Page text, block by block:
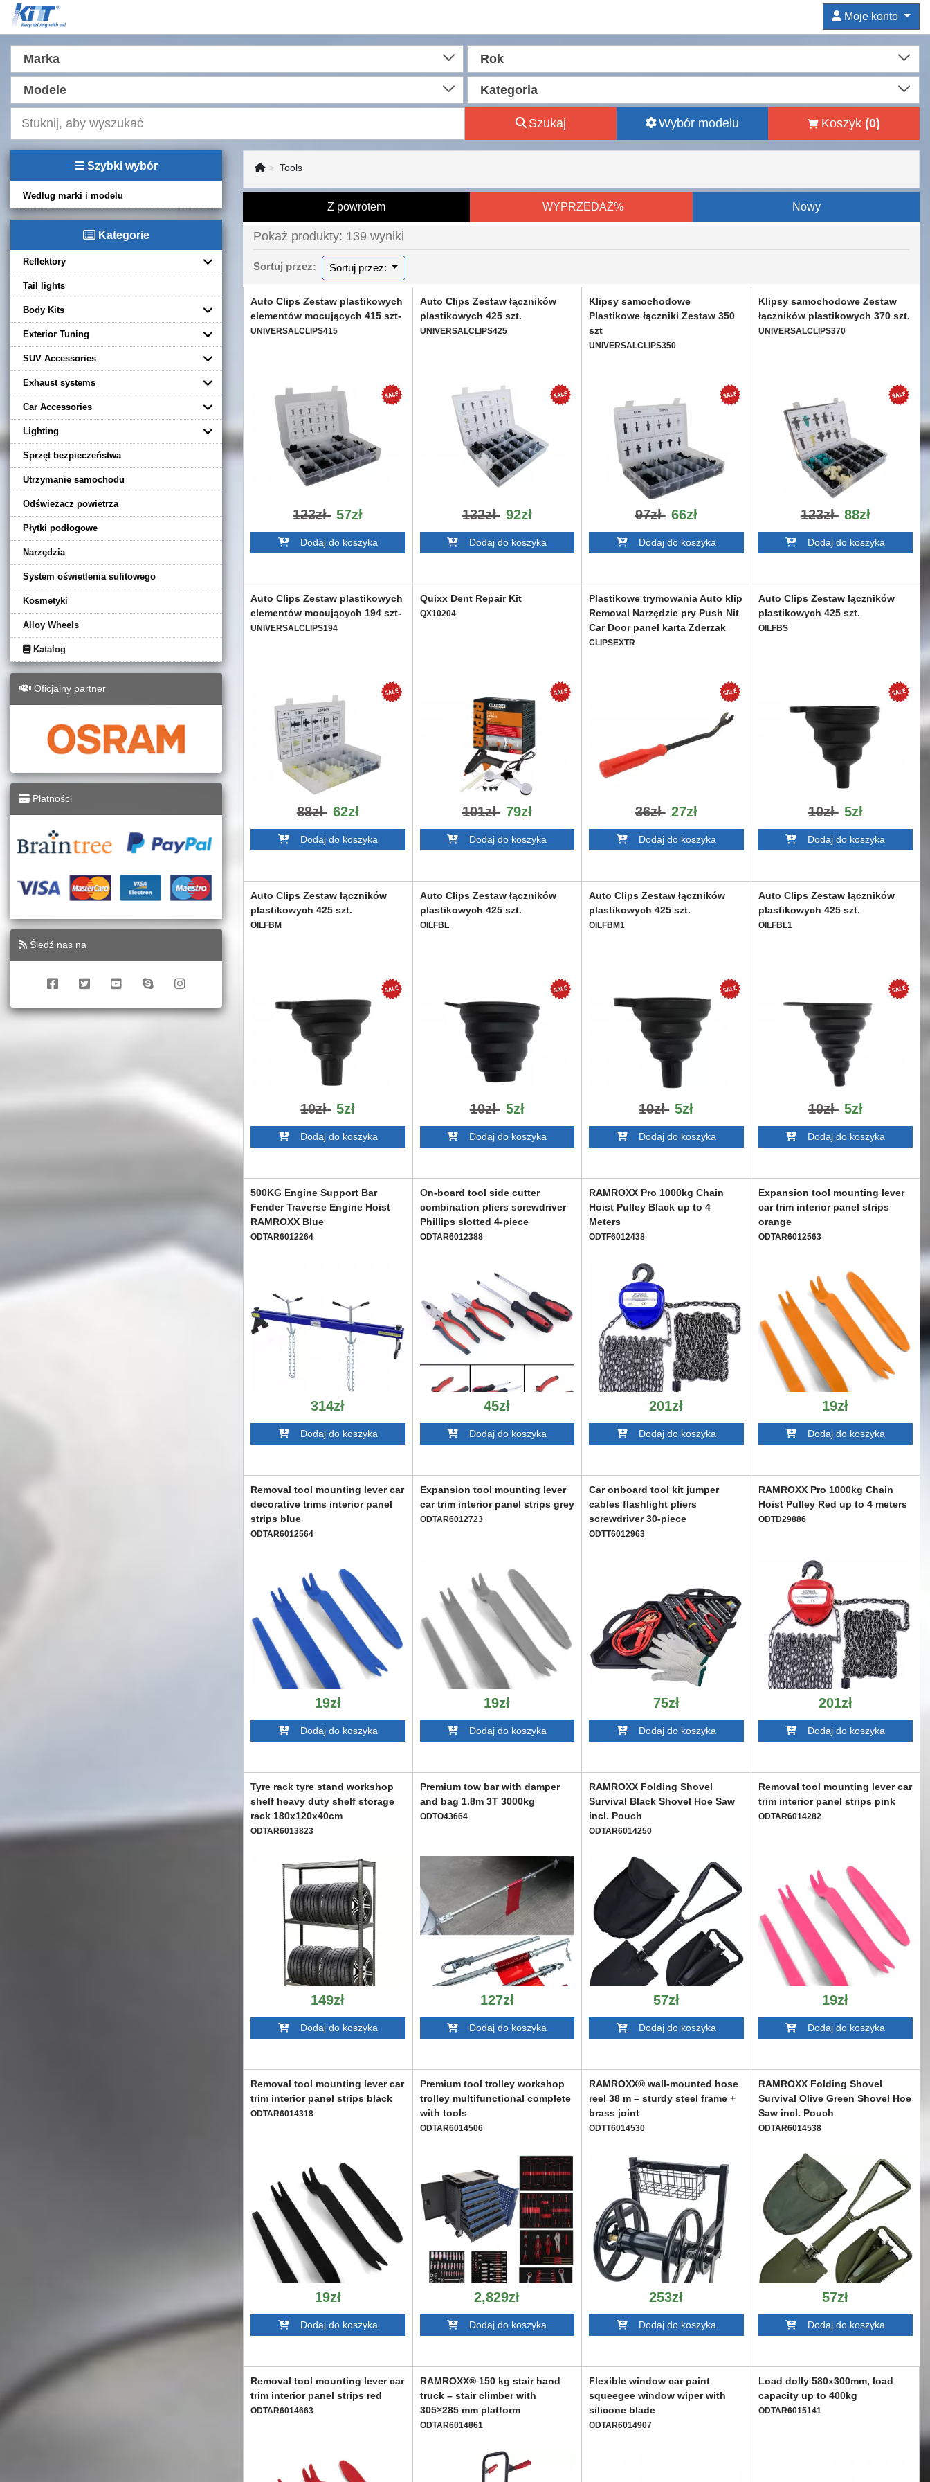
Moje konto
Marka Rok
Modele Kategoria
Szukaj Wybór modelu Koszyk (0)
Szybki wybór
Według marki i modelu
Kategorie
Reflektory
Tail lights
Body Kits
Exterior Tuning
SUV Accessories
Exhaust systems
Car Accessories
Lighting
Sprzęt bezpieczeństwa
Utrzymanie samochodu
Odświeżacz powietrza
Płytki podłogowe
Narzędzia
System oświetlenia sufitowego
Kosmetyki
Alloy Wheels
Katalog
Oficjalny partner
Płatności
Śledź nas na
Tools
Z powrotem WYPRZEDAŻ% Nowy
Pokaż produkty: 139 wyniki
Sortuj przez: Sortuj przez:
Auto Clips Zestaw plastikowych
elementów mocujących 415 szt-
UNIVERSALCLIPS415
123zł 57zł
Dodaj do koszyka
Auto Clips Zestaw łączników
plastikowych 425 szt.
UNIVERSALCLIPS425
132zł 92zł
Dodaj do koszyka
Klipsy samochodowe
Plastikowe łączniki Zestaw 350
szt
UNIVERSALCLIPS350
97zł 66zł
Dodaj do koszyka
Klipsy samochodowe Zestaw
łączników plastikowych 370 szt.
UNIVERSALCLIPS370
123zł 88zł
Dodaj do koszyka
Auto Clips Zestaw plastikowych
elementów mocujących 194 szt-
UNIVERSALCLIPS194
88zł 62zł
Dodaj do koszyka
Quixx Dent Repair Kit
QX10204
101zł 79zł
Dodaj do koszyka
Plastikowe trymowania Auto klip
Removal Narzędzie pry Push Nit
Car Door panel karta Zderzak
CLIPSEXTR
36zł 27zł
Dodaj do koszyka
Auto Clips Zestaw łączników
plastikowych 425 szt.
OILFBS
10zł 5zł
Dodaj do koszyka
Auto Clips Zestaw łączników
plastikowych 425 szt.
OILFBM
10zł 5zł
Dodaj do koszyka
Auto Clips Zestaw łączników
plastikowych 425 szt.
OILFBL
10zł 5zł
Dodaj do koszyka
Auto Clips Zestaw łączników
plastikowych 425 szt.
OILFBM1
10zł 5zł
Dodaj do koszyka
Auto Clips Zestaw łączników
plastikowych 425 szt.
OILFBL1
10zł 5zł
Dodaj do koszyka
500KG Engine Support Bar
Fender Traverse Engine Hoist
RAMROXX Blue
ODTAR6012264
314zł
Dodaj do koszyka
On-board tool side cutter
combination pliers screwdriver
Phillips slotted 4-piece
ODTAR6012388
45zł
Dodaj do koszyka
RAMROXX Pro 1000kg Chain
Hoist Pulley Black up to 4
Meters
ODTF6012438
201zł
Dodaj do koszyka
Expansion tool mounting lever
car trim interior panel strips
orange
ODTAR6012563
19zł
Dodaj do koszyka
Removal tool mounting lever car
decorative trims interior panel
strips blue
ODTAR6012564
19zł
Dodaj do koszyka
Expansion tool mounting lever
car trim interior panel strips grey
ODTAR6012723
19zł
Dodaj do koszyka
Car onboard tool kit jumper
cables flashlight pliers
screwdriver 30-piece
ODTT6012963
75zł
Dodaj do koszyka
RAMROXX Pro 1000kg Chain
Hoist Pulley Red up to 4 meters
ODTD29886
201zł
Dodaj do koszyka
Tyre rack tyre stand workshop
shelf heavy duty shelf storage
rack 180x120x40cm
ODTAR6013823
149zł
Dodaj do koszyka
Premium tow bar with damper
and bag 1.8m 3T 3000kg
ODTO43664
127zł
Dodaj do koszyka
RAMROXX Folding Shovel
Survival Black Shovel Hoe Saw
incl. Pouch
ODTAR6014250
57zł
Dodaj do koszyka
Removal tool mounting lever car
trim interior panel strips pink
ODTAR6014282
19zł
Dodaj do koszyka
Removal tool mounting lever car
trim interior panel strips black
ODTAR6014318
19zł
Dodaj do koszyka
Premium tool trolley workshop
trolley multifunctional complete
with tools
ODTAR6014506
2,829zł
Dodaj do koszyka
RAMROXX® wall-mounted hose
reel 38 m – sturdy steel frame +
brass joint
ODTT6014530
253zł
Dodaj do koszyka
RAMROXX Folding Shovel
Survival Olive Green Shovel Hoe
Saw incl. Pouch
ODTAR6014538
57zł
Dodaj do koszyka
Removal tool mounting lever car
trim interior panel strips red
ODTAR6014663
RAMROXX® 150 kg stair hand
truck – stair climber with
305×285 mm platform
ODTAR6014861
Flexible window car paint
squeegee window wiper with
silicone blade
ODTAR6014907
Load dolly 580x300mm, load
capacity up to 400kg
ODTAR6015141